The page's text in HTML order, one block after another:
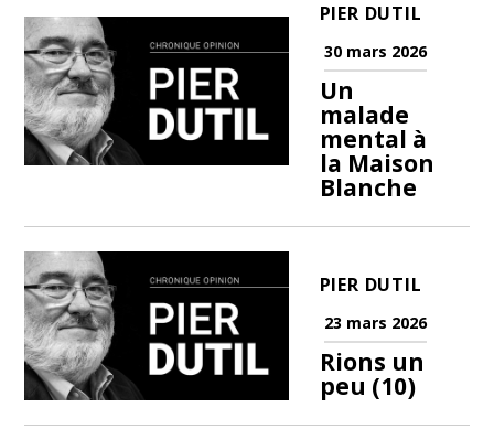
PIER DUTIL
30 mars 2026
Un
malade
mental à
la Maison
Blanche
PIER DUTIL
23 mars 2026
Rions un
peu (10)